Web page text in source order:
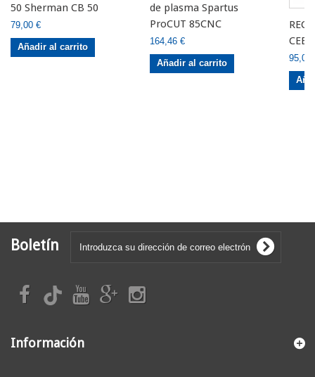
50 Sherman CB 50
79,00 €
Añadir al carrito
de plasma Spartus
ProCUT 85CNC
164,46 €
Añadir al carrito 95,00
Boletín
Información